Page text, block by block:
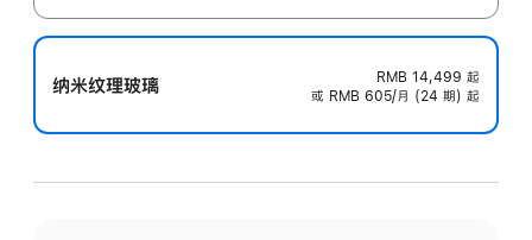
纳米纹理玻璃 RMB 14,499 起
或 RMB 605/月 (24 期) 起